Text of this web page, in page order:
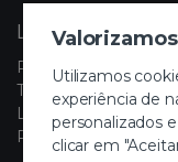
Utilizamos
experiência de
personalizados
clicar em
LINKS ÚTEIS
Política de Privacidade
Termos e Condições
Livro de
Painel de Cookies